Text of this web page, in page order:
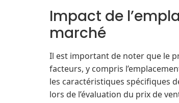
Impact de
marché
Il est important de noter que le
facteurs, y compris
les caractéristiques spécifiques
lors de l’évaluation du prix de